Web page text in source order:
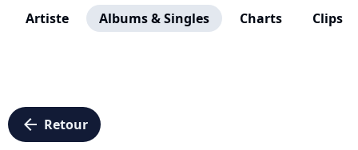
Artiste Albums & Singles Charts Clips
arrow_left Retour